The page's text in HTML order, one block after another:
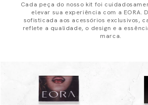
Cada peça do nosso kit foi
elevar sua experiência com a EORA.
sofisticada aos acessórios exclusivos,
reflete a qualidade, o design e a
marca.